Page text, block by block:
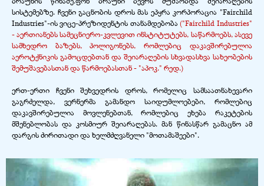
სისტემებზე. ჩვენი გაცნობის დროს მას ეპყრა კორპორაცია "Fairchild
Industries"-ის ვიცე-პრეზიდენტის თანამდებობა("Fairchild Industries"
- აერთიანებს სამეცნიერო-კვლევით ინსტიტუტებს, საწარმოებს, ასევე
სამხედრო ბაზებს, პოლიგონებს, რომლებიც დაკავშირებულია
აეროტქნიკის გამოცდებთან და შეიარაღების სხვადასხვა სახეობების
შემუშავებასთან და წარმოებასთან - "აპოკ." რედ.)
ერთ-ერთი ჩვენი შეხვედრის დროს, რომელიც სამსაათნახევარი
გაგრძელდა, ვერნერმა გამანდო საიდუმლოებები, რომლებიც
დაკავშირებულია მოვლენებთან, რომლებიც ეხება რაკეტების
მშენებლობას და კოსმიურ შეიარაღებას. მან წინასწარ გამაცნო ამ
დარგის ძირითადი და ხელმძღვანელი "მოთამაშეები".